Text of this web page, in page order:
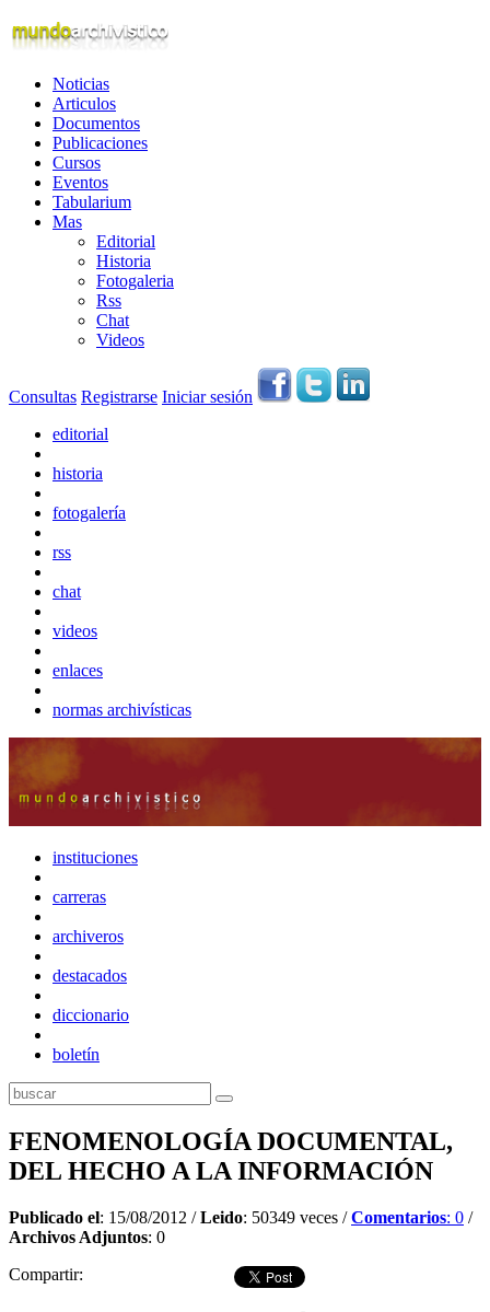
Noticias
Articulos
Documentos
Publicaciones
Cursos
Eventos
Tabularium
Mas
Editorial
Historia
Fotogaleria
Rss
Chat
Videos
Consultas Registrarse Iniciar sesión
editorial
historia
fotogalería
rss
chat
videos
enlaces
normas archivísticas
instituciones
carreras
archiveros
destacados
diccionario
boletín
FENOMENOLOGÍA DOCUMENTAL,
DEL HECHO A LA INFORMACIÓN
Publicado el: 15/08/2012 /Leido: 50349 veces /Comentarios: 0 /
Archivos Adjuntos: 0
Compartir: